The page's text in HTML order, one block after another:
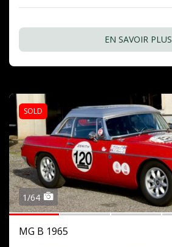
EN SAVOIR PLUS
SOLD
1/64
MG B 1965